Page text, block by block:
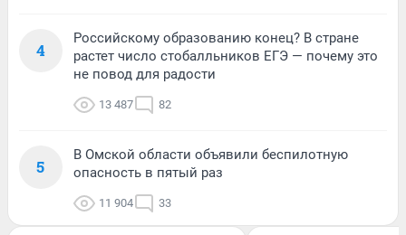
4
Российскому образованию конец? В стране
растет число стобалльников ЕГЭ — почему это
не повод для радости
13 487 82
5
В Омской области объявили беспилотную
опасность в пятый раз
11 904 33